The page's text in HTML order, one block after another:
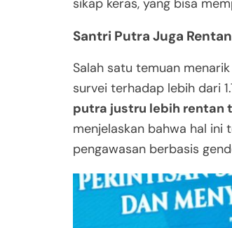
sikap keras, yang bisa
Santri Putra Juga
Salah satu temuan
survei terhadap lebih dari
putra justru lebih rentan
menjelaskan bahwa hal ini
pengawasan berbasis